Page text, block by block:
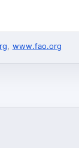
, www.fao.org